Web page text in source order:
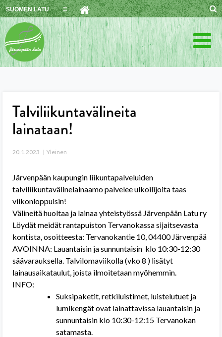
Skip
to
content
SUOMEN LATU
Talviliikuntavälineita
lainataan!
20.1.2023 Yleinen
Järvenpään kaupungin liikuntapalveluiden
talviliikuntavälinelainaamo palvelee ulkoilijoita taas
viikonloppuisin!
Välineitä huoltaa ja lainaa yhteistyössä Järvenpään Latu ry
Löydät meidät rantapuiston Tervanokassa sijaitsevasta
kontista, osoitteesta: Tervanokantie 10, 04400 Järvenpää
AVOINNA: Lauantaisin ja sunnuntaisin klo 10:30-12:30
säävarauksella. Talvilomaviikolla (vko 8 ) lisätyt
lainausaikataulut, joista ilmoitetaan myöhemmin.
INFO:
Suksipaketit, retkiluistimet, luistelutuet ja
lumikengät ovat lainattavissa lauantaisin ja
sunnuntaisin klo 10:30-12:15 Tervanokan
satamasta.